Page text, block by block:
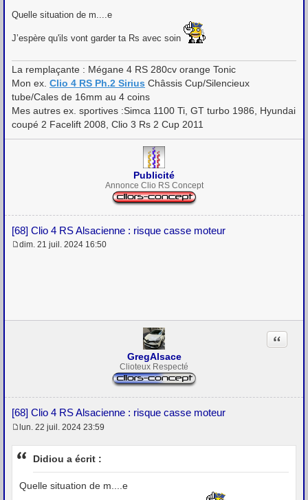
s
a
e
Quelle situation de m....e
J’espère qu'ils vont garder ta Rs avec soin
La remplaçante : Mégane 4 RS 280cv orange Tonic
Mon ex. Clio 4 RS Ph.2 Sirius Châssis Cup/Silencieux
tube/Cales de 16mm au 4 coins
Mes autres ex. sportives :Simca 1100 Ti, GT turbo 1986, Hyundai
coupé 2 Facelift 2008, Clio 3 Rs 2 Cup 2011
Publicité
Annonce Clio RS Concept
[68] Clio 4 RS Alsacienne : risque casse moteur
dim. 21 juil. 2024 16:50
GregAlsace
Clioteux Respecté
[68] Clio 4 RS Alsacienne : risque casse moteur
Citation
e
s
g
e
lun. 22 juil. 2024 23:59
Didiou a écrit :
Quelle situation de m....e